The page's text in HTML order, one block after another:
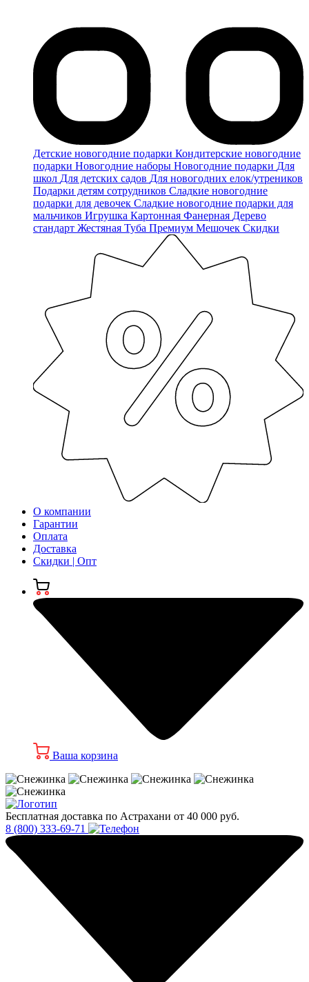
Детские новогодние подарки Кондитерские новогодние
подарки Новогодние наборы Новогодние подарки Для
школ Для детских садов Для новогодних елок/утреников
Подарки детям сотрудников Сладкие новогодние
подарки для девочек Сладкие новогодние подарки для
мальчиков Игрушка Картонная Фанерная Дерево
стандарт Жестяная Туба Премиум Мешочек Скидки
О компании
Гарантии
Оплата
Доставка
Скидки | Опт
Ваша корзина
Бесплатная доставка по Астрахани от 40 000 руб.
8 (800) 333-69-71